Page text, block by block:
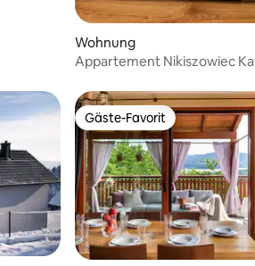
Wohnung
Appartement Nikiszowiec
Gäste-Favorit
Gäste-Favorit